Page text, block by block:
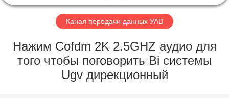
ЭКСКУРСИЯ
ЗАВОДУ
КОНТРОЛЬ
Канал передачи данных УАВ
Нажим Cofdm 2K 2.5GHZ аудио для
того чтобы поговорить Bi системы
Ugv дирекционный